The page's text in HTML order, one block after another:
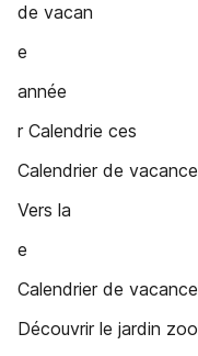
de vacan
e
année
r Calendrie ces
Calendrier de
Vers la
e
Calendrier de
Découvrir le jardin